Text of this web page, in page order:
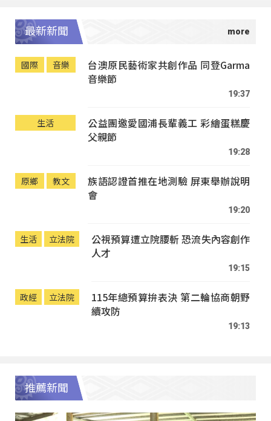
最新新聞
國際 音樂
台澳原民藝術家共創作品 同登Garma
音樂節
19:37
生活
公益團邀愛國浦長輩義工 彩繪蛋糕慶
父親節
19:28
原鄉 教文
族語認證首推在地測驗 屏東舉辦說明
會
19:20
生活 立法院
公視預算遭立院腰斬 恐流失內容創作
人才
19:15
政經 立法院
115年總預算拚表決 第二輪協商朝野
續攻防
19:13
推薦新聞